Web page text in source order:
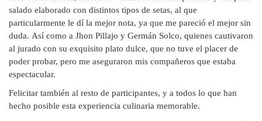
salado elaborado con distintos tipos de setas, al que
particularmente le dí la mejor nota, ya que me pareció el mejor sin
duda. Así como a Jhon Pillajo y Germán Solco, quienes cautivaron
al jurado con su exquisito plato dulce, que no tuve el placer de
poder probar, pero me aseguraron mis compañeros que estaba
espectacular.
Felicitar también al resto de participantes, y a todos lo que han
hecho posible esta experiencia culinaria memorable.